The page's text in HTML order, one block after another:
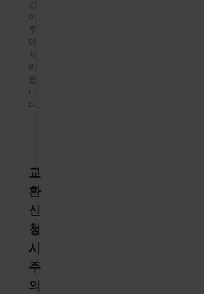
간
이
후
에
처
리
됩
니
다.
교
환
신
청
시
주
의